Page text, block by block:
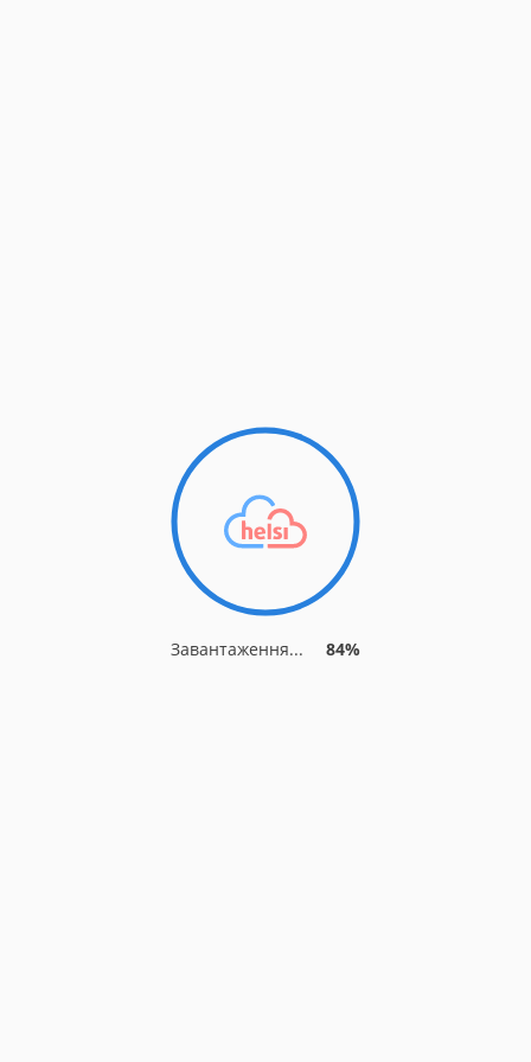
Завантаження... 84%